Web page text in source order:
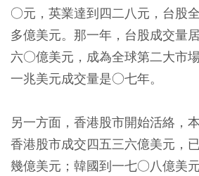
○元，英業達到四二八元，台股
多億美元。那一年，台股成交量
六○億美元，成為全球第二大市
一兆美元成交量是○七年。
另一方面，香港股市開始活絡，
香港股市成交四五三六億美元，
幾億美元；韓國到一七○八億美